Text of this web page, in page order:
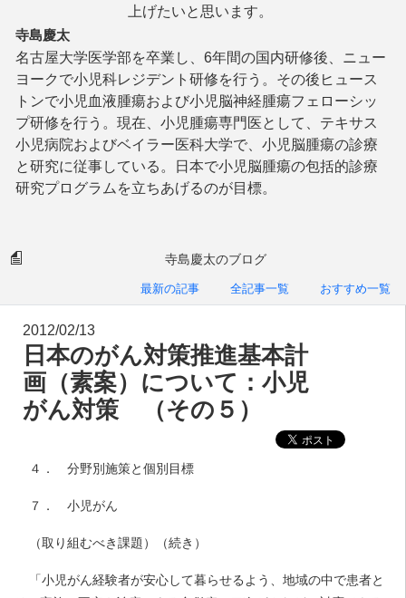
上げたいと思います。
寺島慶太
名古屋大学医学部を卒業し、6年間の国内研修後、ニュー
ヨークで小児科レジデント研修を行う。その後ヒュース
トンで小児血液腫瘍および小児脳神経腫瘍フェローシッ
プ研修を行う。現在、小児腫瘍専門医として、テキサス
小児病院およびベイラー医科大学で、小児脳腫瘍の診療
と研究に従事している。日本で小児脳腫瘍の包括的診療
研究プログラムを立ちあげるのが目標。
寺島慶太のブログ
最新の記事 全記事一覧 おすすめ一覧
2012/02/13
日本のがん対策推進基本計
画（素案）について：小児
がん対策 （その５）
４． 分野別施策と個別目標
７． 小児がん
（取り組むべき課題）（続き）
「小児がん経験者が安心して暮らせるよう、地域の中で患者と